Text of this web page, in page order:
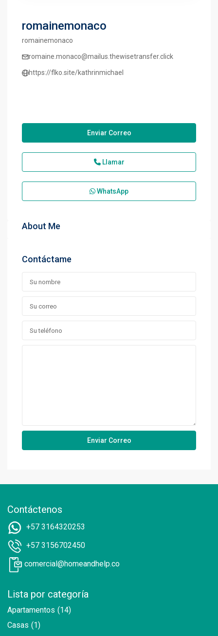
romainemonaco
romainemonaco
romaine.monaco@mailus.thewisetransfer.click
https://flko.site/kathrinmichael
Enviar Correo
Llamar
WhatsApp
About Me
Contáctame
Contáctenos
+57 3164320253
+57 3156702450
comercial@homeandhelp.co
Lista por categoría
Apartamentos (14)
Casas (1)